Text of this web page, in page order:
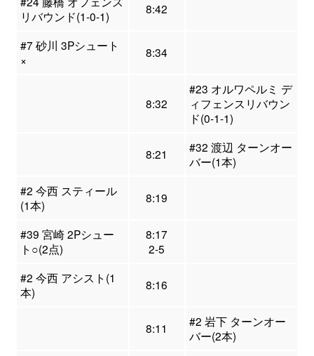
リバウンド(1-0-1)
8:42
#7 砂川 3Pシュート
×
8:34
8:32
#23 オルワペルミ デ
ィフェンスリバウン
ド(0-1-1)
8:21
#32 渡辺 ターンオー
バー(1本)
#2 今西 スティール
(1本)
8:19
#39 宮崎 2Pシュー
ト○(2点)
8:17
2-5
#2 今西 アシスト(1
本)
8:16
8:11
#2 岩下 ターンオー
バー(2本)